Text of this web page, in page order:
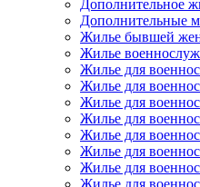
Дополнительное
Дополнительные
Жилье бывшей
Жилье
Жилье для
Жилье для
Жилье для
Жилье для
Жилье для
Жилье для
Жилье для
Жилье для